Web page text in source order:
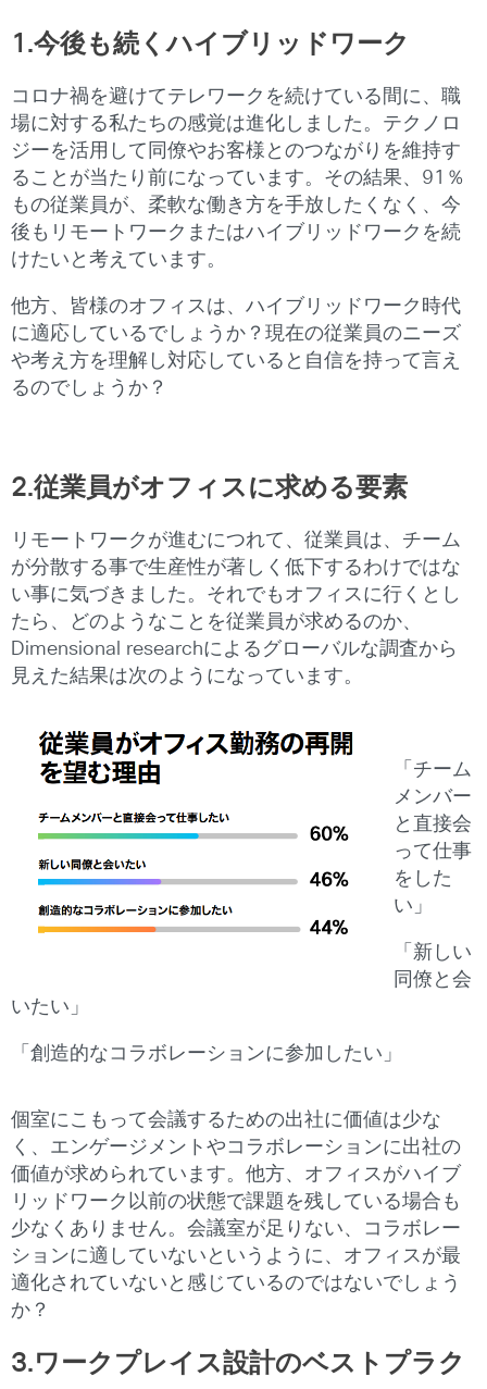
1.今後も続くハイブリッドワーク
コロナ禍を避けてテレワークを続けている間に、職
場に対する私たちの感覚は進化しました。テクノロ
ジーを活用して同僚やお客様とのつながりを維持す
ることが当たり前になっています。その結果、91％
もの従業員が、柔軟な働き方を手放したくなく、今
後もリモートワークまたはハイブリッドワークを続
けたいと考えています。
他方、皆様のオフィスは、ハイブリッドワーク時代
に適応しているでしょうか？現在の従業員のニーズ
や考え方を理解し対応していると自信を持って言え
るのでしょうか？
2.従業員がオフィスに求める要素
リモートワークが進むにつれて、従業員は、チーム
が分散する事で生産性が著しく低下するわけではな
い事に気づきました。それでもオフィスに行くとし
たら、どのようなことを従業員が求めるのか、
Dimensional researchによるグローバルな調査から
見えた結果は次のようになっています。
「チーム
メンバー
と直接会
って仕事
をした
い」
「新しい
同僚と会
いたい」
「創造的なコラボレーションに参加したい」
個室にこもって会議するための出社に価値は少な
く、エンゲージメントやコラボレーションに出社の
価値が求められています。他方、オフィスがハイブ
リッドワーク以前の状態で課題を残している場合も
少なくありません。会議室が足りない、コラボレー
ションに適していないというように、オフィスが最
適化されていないと感じているのではないでしょう
か？
3.ワークプレイス設計のベストプラク